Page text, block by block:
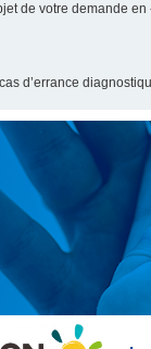
de votre demande en
d’errance